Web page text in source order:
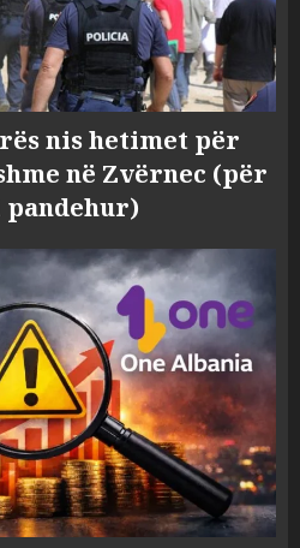
nis hetimet për
në Zvërnec (për
pandehur)